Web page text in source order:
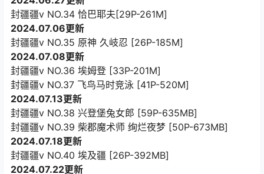
封疆疆v NO.34 恰巴耶夫[29P-261M]
2024.07.06更新
封疆疆v NO.35 原神 久岐忍 [26P-185M]
2024.07.08更新
封疆疆v NO.36 埃姆登 [33P-201M]
封疆疆v NO.37 飞鸟马时竞泳 [41P-520M]
2024.07.13更新
封疆疆v NO.38 兴登堡兔女郎 [59P-635MB]
封疆疆v NO.39 柴郡魔术师 绚烂夜梦 [50P-673MB]
2024.07.18更新
封疆疆v NO.40 埃及疆 [26P-392MB]
2024.07.22更新